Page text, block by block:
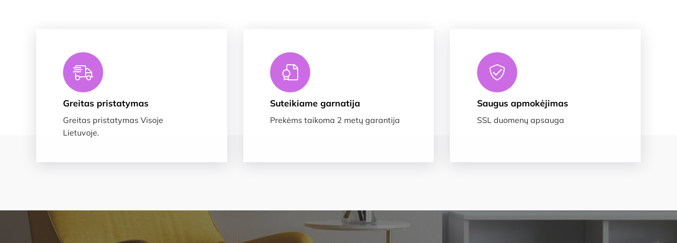
Greitas pristatymas
Greitas pristatymas Visoje
Lietuvoje.
Suteikiame garnatija
Prekėms taikoma 2 metų garantija
Saugus apmokėjimas
SSL duomenų apsauga